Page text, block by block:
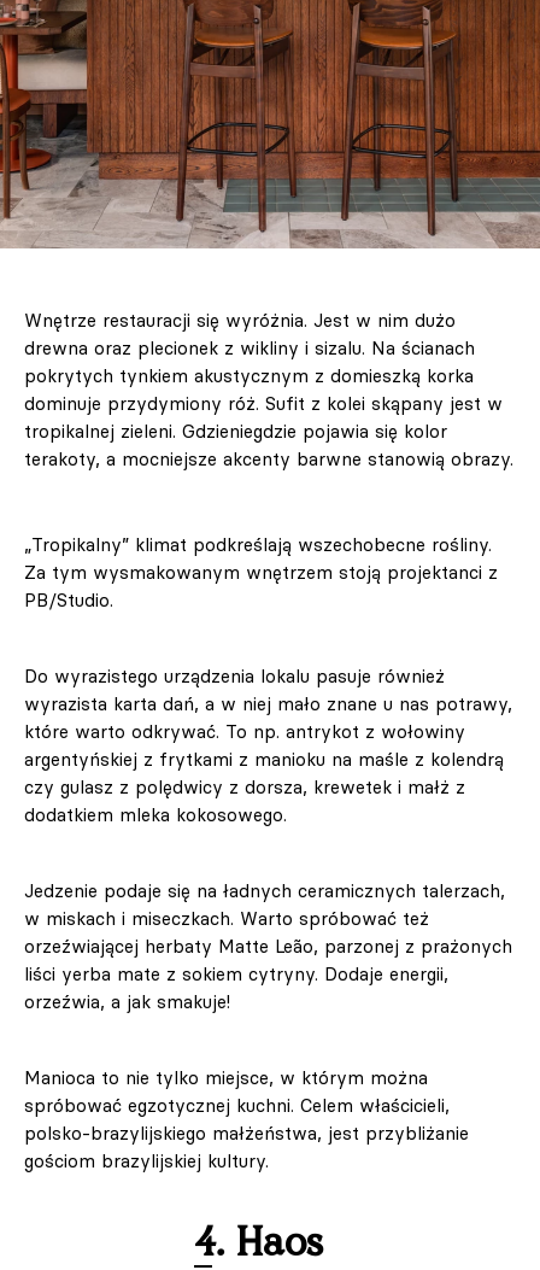
Wnętrze restauracji się wyróżnia. Jest w nim dużo
drewna oraz plecionek z wikliny i sizalu. Na ścianach
pokrytych tynkiem akustycznym z domieszką korka
dominuje przydymiony róż. Sufit z kolei skąpany jest w
tropikalnej zieleni. Gdzieniegdzie pojawia się kolor
terakoty, a mocniejsze akcenty barwne stanowią obrazy.
„Tropikalny” klimat podkreślają wszechobecne rośliny.
Za tym wysmakowanym wnętrzem stoją projektanci z
PB/Studio.
Do wyrazistego urządzenia lokalu pasuje również
wyrazista karta dań, a w niej mało znane u nas potrawy,
które warto odkrywać. To np. antrykot z wołowiny
argentyńskiej z frytkami z manioku na maśle z kolendrą
czy gulasz z polędwicy z dorsza, krewetek i małż z
dodatkiem mleka kokosowego.
Jedzenie podaje się na ładnych ceramicznych talerzach,
w miskach i miseczkach. Warto spróbować też
orzeźwiającej herbaty Matte Leão, parzonej z prażonych
liści yerba mate z sokiem cytryny. Dodaje energii,
orzeźwia, a jak smakuje!
Manioca to nie tylko miejsce, w którym można
spróbować egzotycznej kuchni. Celem właścicieli,
polsko-brazylijskiego małżeństwa, jest przybliżanie
gościom brazylijskiej kultury.
4. Haos